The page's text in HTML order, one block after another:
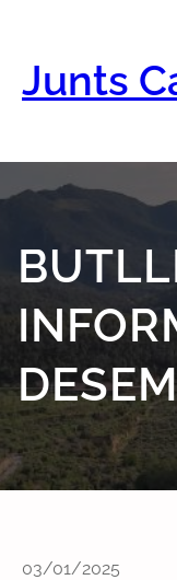
contingut
Junts
03/01/2025